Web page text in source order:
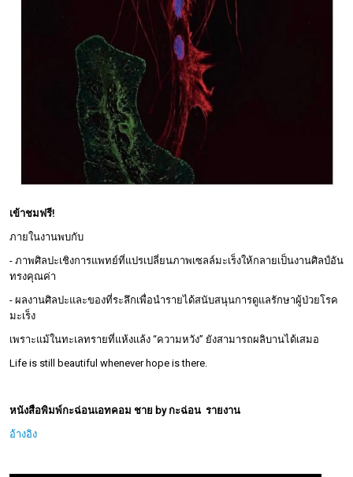
เข้าชมฟรี!
ภายในงานพบกับ
- ภาพศิลปะเชิงการแพทย์ที่แปรเปลี่ยนภาพเซลล์มะเร็งให้กลายเป็นงานศิลป์อัน
ทรงคุณค่า
- ผลงานศิลปะและของที่ระลึกเพื่อนำรายได้สนับสนุนการดูแลรักษาผู้ป่วยโรค
มะเร็ง
เพราะแม้ในทะเลทรายที่แห้งแล้ง “ความหวัง” ยังสามารถผลิบานได้เสมอ
Life is still beautiful whenever hope is there.
หนังสือพิมพ์กะฉ่อนเอทคอม ชาย by กะฉ่อน รายงาน
อ้างอิง